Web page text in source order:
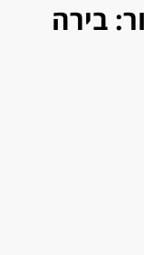
בירה